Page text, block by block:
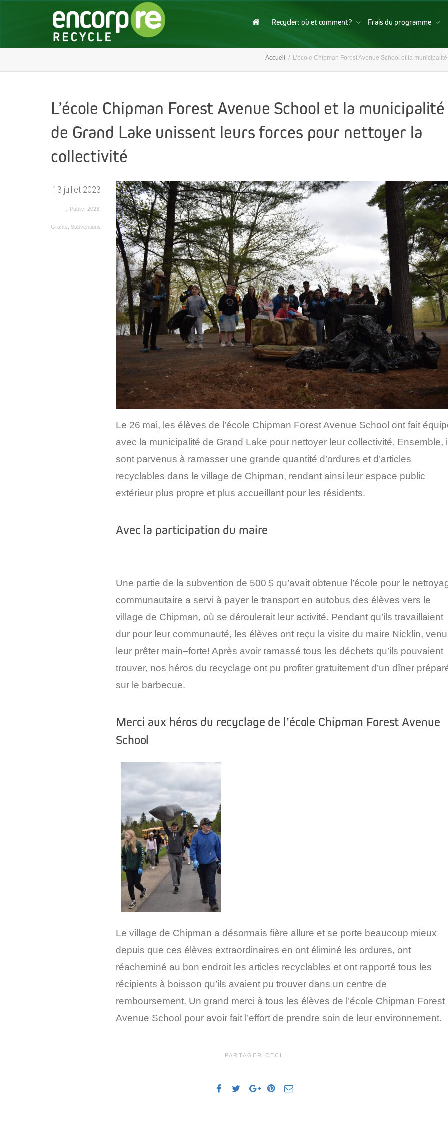
Recycler: où et comment? Frais du programme
Accueil L’école Chipman Forest Avenue School et la
L’école Chipman Forest Avenue School et la municipalité
de Grand Lake unissent leurs forces pour nettoyer la
collectivité
13 juillet 2023
, Public 2023
Grants Subventions
Le 26 mai, les élèves de l ’école Chipman Forest Avenue School ont fait
avec la municipalité de Grand Lake pour nettoyer leur collectivité. Ensemble,
sont parvenus à ramasser une grande quantité d’ordures et d’articles
recyclables dans le village de Chipman, rendant ainsi leur espace public
extérieur plus propre et plus accueillant pour les résidents.
Avec la participation du maire
Une partie de la subvention de 500 $ qu’avait obtenue l’école pour le
communautaire a servi à payer le transport en autobus des élèves vers le
village de Chipman, où se déroulerait leur activité. Pendant qu’ils travaillaient
dur pour leur communauté, les élèves ont reçu la visite du maire Nicklin, venu
leur prêter main–forte! Après avoir ramassé tous les déchets qu’ils pouvaient
trouver, nos héros du recyclage ont pu profiter gratuitement d’un dîner
sur le barbecue.
Merci aux héros du recyclage de l’école Chipman Forest Avenue
School
Le village de Chipman a désormais fière allure et se porte beaucoup mieux
depuis que ces élèves extraordinaires en ont éliminé les ordures, ont
réacheminé au bon endroit les articles recyclables et ont rapporté tous les
récipients à boisson qu’ils avaient pu trouver dans un centre de
remboursement. Un grand merci à tous les élèves de l ’école Chipman Forest
Avenue School pour avoir fait l ’effort de prendre soin de leur environnement.
PARTAGER CECI